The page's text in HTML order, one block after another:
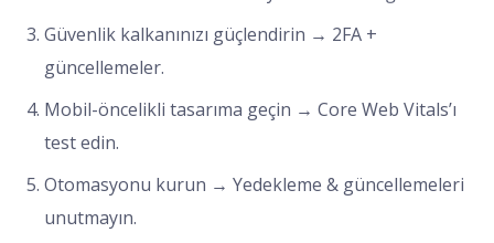
Güvenlik kalkanınızı güçlendirin → 2FA +
güncellemeler.
Mobil-öncelikli tasarıma geçin → Core Web Vitals’ı
test edin.
Otomasyonu kurun → Yedekleme & güncellemeleri
unutmayın.